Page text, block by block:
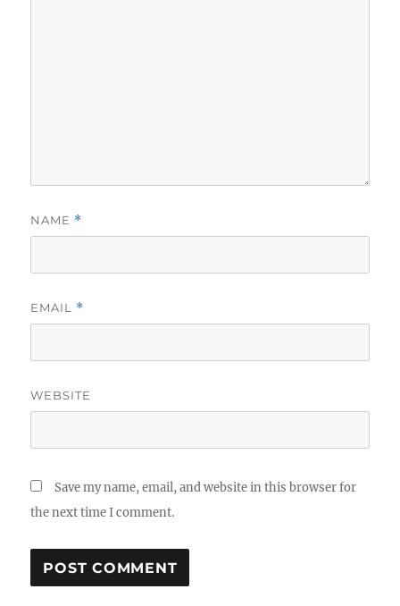
NAME *
EMAIL *
WEBSITE
Save my name, email, and website in this browser for
the next time I comment.